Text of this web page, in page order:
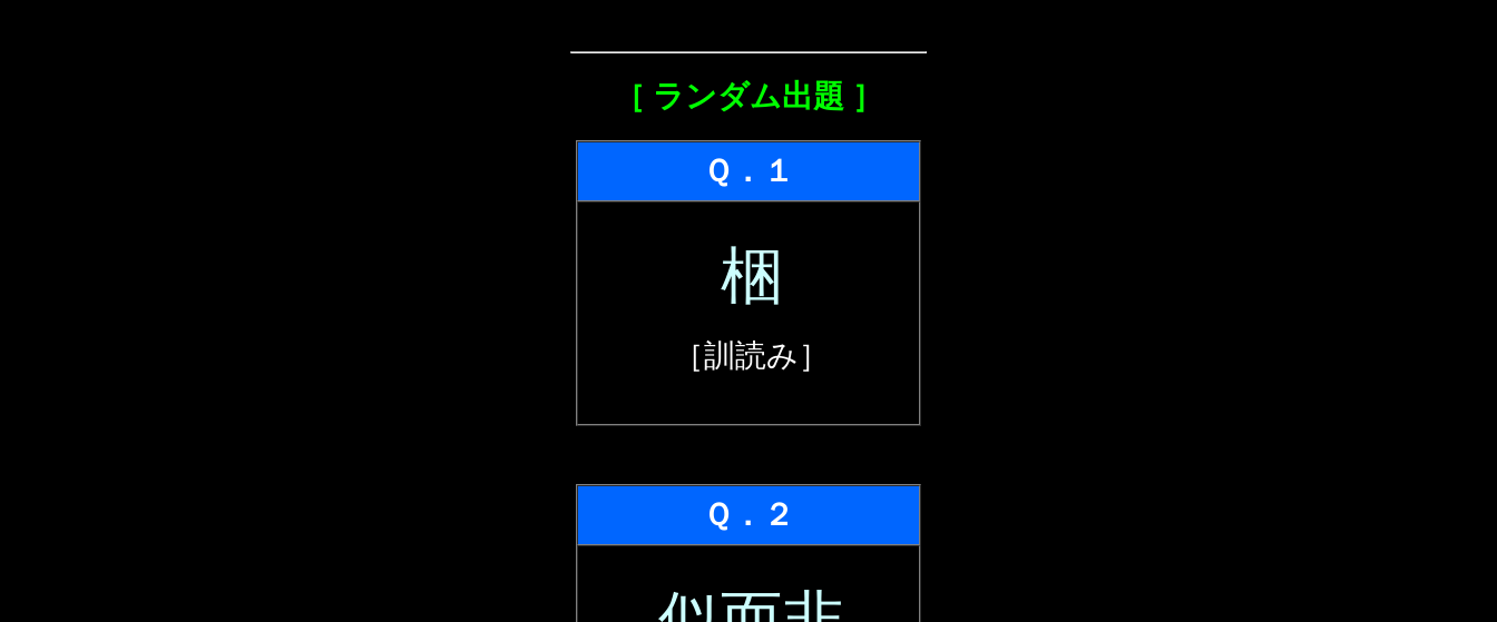
［ ランダム出題 ］
Ｑ．１
梱
［訓読み］
Ｑ．２